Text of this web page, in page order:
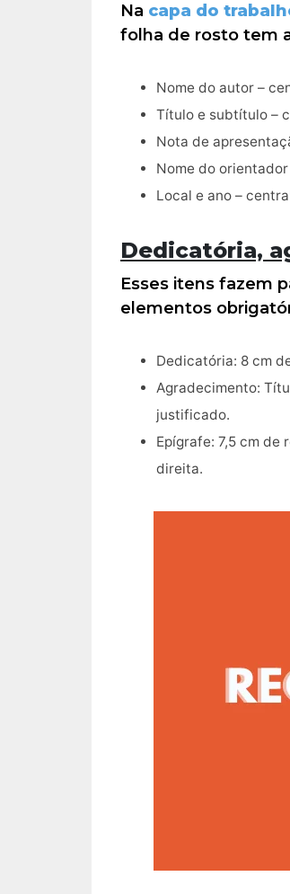
Na capa do
folha de rosto tem
Nome do autor –
Título e subtítulo –
Nota de
Nome do
Local e ano –
Dedicatória,
Esses itens fazem
elementos
Dedicatória: 8 cm
Agradecimento:
justificado.
Epígrafe: 7,5 cm de
direita.